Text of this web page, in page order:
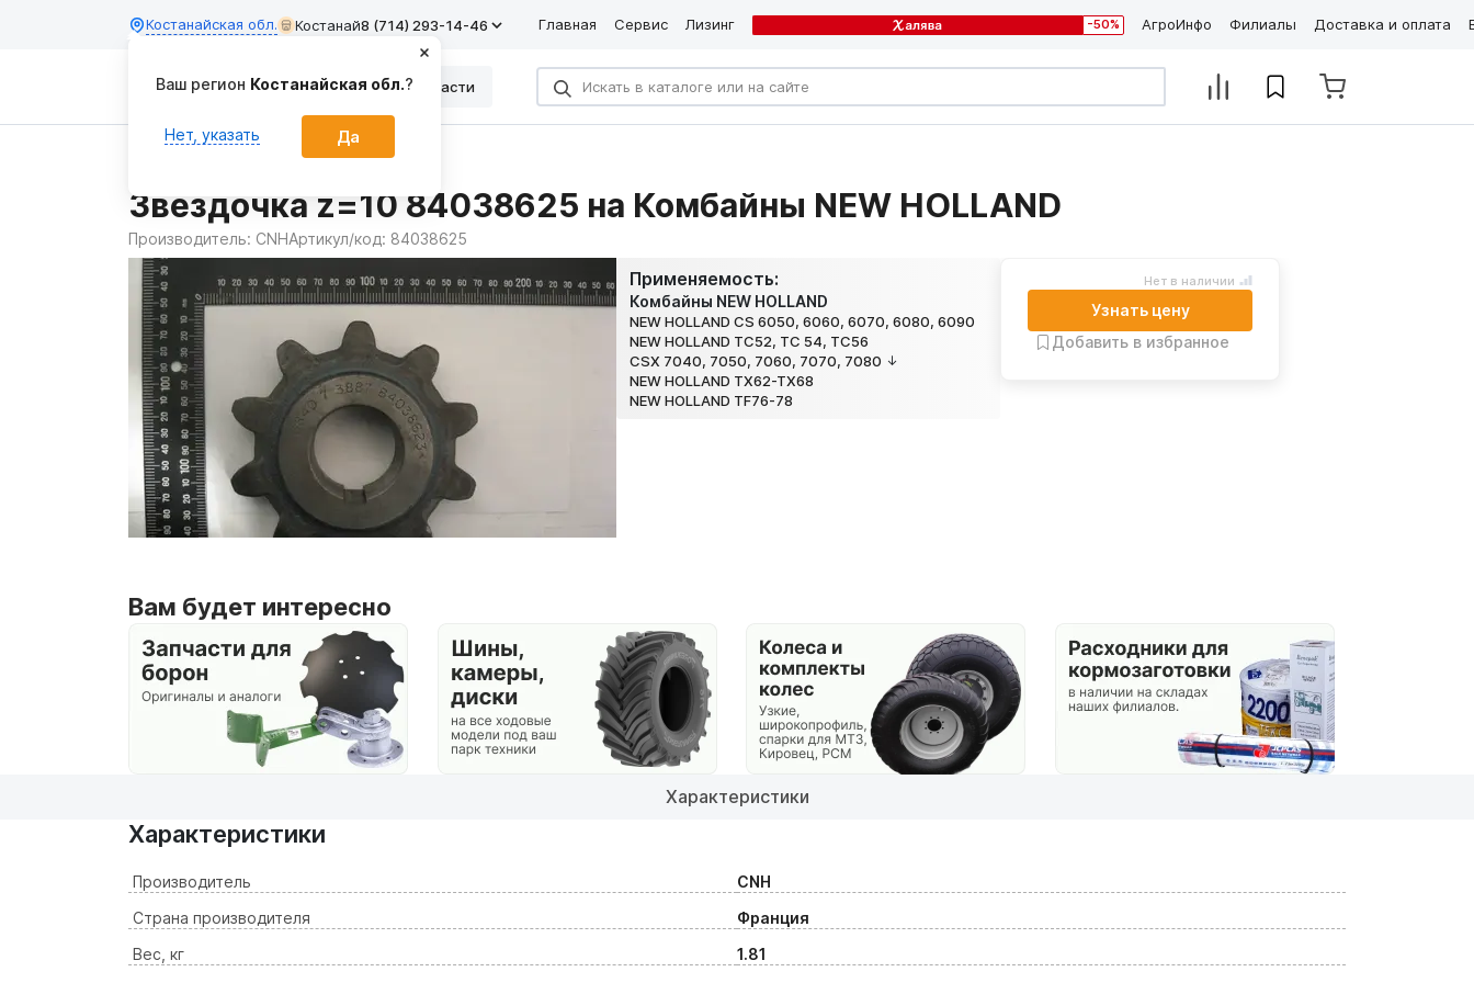
Костанайская обл. Костанай8 (714) 293-14-46 Главная Сервис Лизинг -50% АгроИнфо Филиалы Доставка и оплата
Каталог Запчасти
Звёздочка z=10 84038625 на Комбайны NEW HOLLAND
Производитель: CNHАртикул/код: 84038625
Применяемость:
Комбайны NEW HOLLAND
NEW HOLLAND CS 6050, 6060, 6070, 6080, 6090
NEW HOLLAND TC52, TC 54, TC56
CSX 7040, 7050, 7060, 7070, 7080
NEW HOLLAND TX62-TX68
NEW HOLLAND TF76-78
Нет в наличии
Узнать цену
Добавить в избранное
Вам будет интересно
Характеристики
Характеристики
Производитель
CNH
Страна производителя
Франция
Вес, кг
1.81
Ваш регион Костанайская обл.?
Нет, указать Да